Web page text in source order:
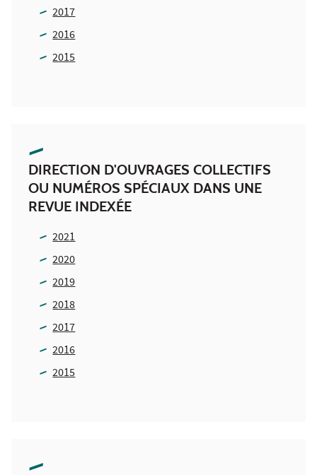
2017
2016
2015
DIRECTION D'OUVRAGES COLLECTIFS
OU NUMÉROS SPÉCIAUX DANS UNE
REVUE INDEXÉE
2021
2020
2019
2018
2017
2016
2015